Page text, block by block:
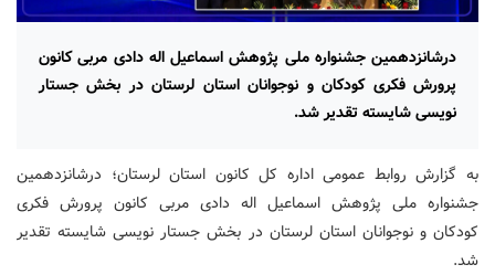
درشانزدهمین جشنواره ملی پژوهش اسماعیل اله دادی مربی کانون
پرورش فکری کودکان و نوجوانان استان لرستان در بخش جستار
نویسی شایسته تقدیر شد.
به گزارش روابط عمومی اداره کل کانون استان لرستان؛ درشانزدهمین
جشنواره ملی پژوهش اسماعیل اله دادی مربی کانون پرورش فکری
کودکان و نوجوانان استان لرستان در بخش جستار نویسی شایسته تقدیر
شد.